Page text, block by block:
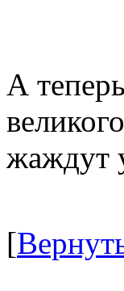
А
жаждут
[